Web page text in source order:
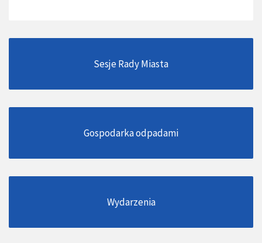
Sesje Rady Miasta
Gospodarka odpadami
Wydarzenia